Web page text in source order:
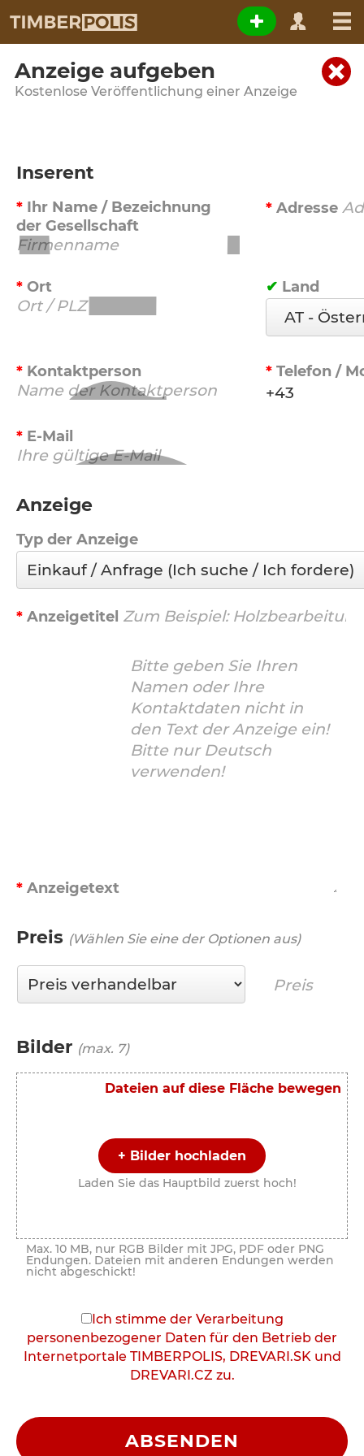
Anzeige aufgeben
Kostenlose Veröffentlichung einer Anzeige
Inserent
Ihr Name / Bezeichnung
der Gesellschaft
Adresse
Ort Land
Kontaktperson Telefon /
E-Mail
Anzeige
Typ der Anzeige
Anzeigetitel
Anzeigetext
Preis (Wählen Sie eine der Optionen aus)
Bilder (max. 7)
Dateien auf diese Fläche bewegen
+ Bilder hochladen
Laden Sie das Hauptbild zuerst hoch!
Max. 10 MB, nur RGB Bilder mit JPG, PDF oder PNG
Endungen. Dateien mit anderen Endungen werden
nicht abgeschickt!
Ich stimme der Verarbeitung
personenbezogener Daten für den Betrieb der
Internetportale TIMBERPOLIS, DREVARI.SK und
DREVARI.CZ zu.
ABSENDEN